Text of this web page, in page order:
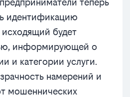
теперь
идентификацию
будет
информирующей о
и категории услуги.
намерений и
мошеннических